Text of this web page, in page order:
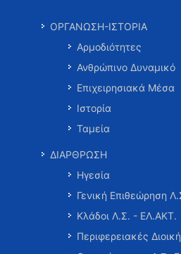
ΟΡΓΑΝΩΣΗ-ΙΣΤΟΡΙΑ
Αρμοδιότητες
Ανθρώπινο Δυναμικό
Επιχειρησιακά Μέσα
Ιστορία
Ταμεία
ΔΙΑΡΘΡΩΣΗ
Ηγεσία
Γενική Επιθεώρηση
Κλάδοι Λ.Σ. - ΕΛ.ΑΚΤ.
Περιφερειακές